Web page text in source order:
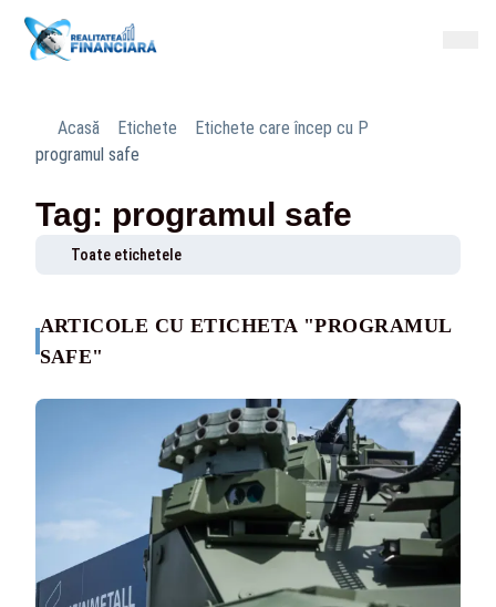
Acasă Etichete
Etichete care încep cu P
programul safe
Tag: programul safe
Toate etichetele
ARTICOLE CU ETICHETA "PROGRAMUL
SAFE"